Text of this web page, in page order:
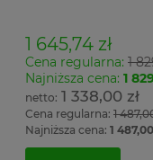
1 645,74 zł
Cena regularna: 1
Najniższa cena: 1
1 338,00 zł
Cena regularna: 1
Najniższa cena: 1